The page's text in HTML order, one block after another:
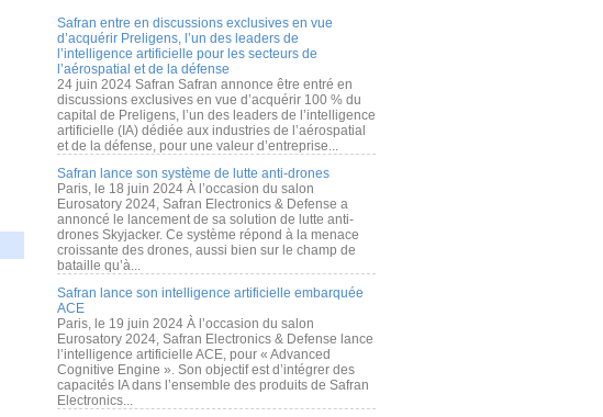
Safran entre en discussions exclusives en vue
d’acquérir Preligens, l’un des leaders de
l’intelligence artificielle pour les secteurs de
l’aérospatial et de la défense
24 juin 2024 Safran Safran annonce être entré en
discussions exclusives en vue d’acquérir 100 % du
capital de Preligens, l’un des leaders de l’intelligence
artificielle (IA) dédiée aux industries de l’aérospatial
et de la défense, pour une valeur d’entreprise...
Safran lance son système de lutte anti-drones
Paris, le 18 juin 2024 À l’occasion du salon
Eurosatory 2024, Safran Electronics & Defense a
annoncé le lancement de sa solution de lutte anti-
drones Skyjacker. Ce système répond à la menace
croissante des drones, aussi bien sur le champ de
bataille qu’à...
Safran lance son intelligence artificielle embarquée
ACE
Paris, le 19 juin 2024 À l’occasion du salon
Eurosatory 2024, Safran Electronics & Defense lance
l’intelligence artificielle ACE, pour « Advanced
Cognitive Engine ». Son objectif est d’intégrer des
capacités IA dans l’ensemble des produits de Safran
Electronics...